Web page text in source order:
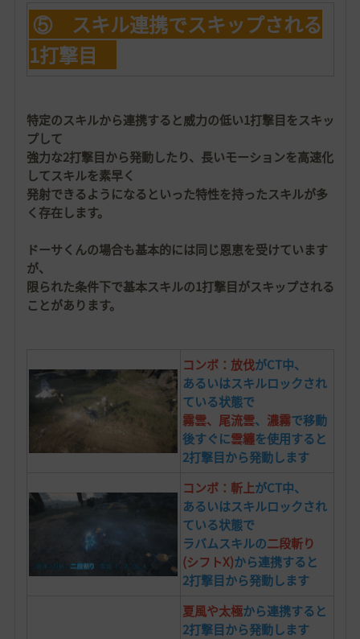
⑤ スキル連携でスキップされる
1打撃目
特定のスキルから連携すると威力の低い1打撃目をスキッ
プして
強力な2打撃目から発動したり、長いモーションを高速化
してスキルを素早く
発射できるようになるといった特性を持ったスキルが多
く存在します。
ドーサくんの場合も基本的には同じ恩恵を受けています
が、
限られた条件下で基本スキルの1打撃目がスキップされる
ことがあります。
コンボ：放伐がCT中、
あるいはスキルロックされ
ている状態で
霧雲、 尾流雲、 濃霧で移動
後すぐに雲纏を使用すると
2打撃目から発動します
コンボ：斬上がCT中、
あるいはスキルロックされ
ている状態で
ラバムスキルの二段斬り
(シフトX)から連携すると
2打撃目から発動します
夏風や太極から連携すると
2打撃目から発動します